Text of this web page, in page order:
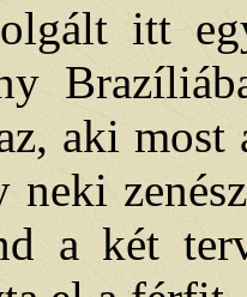
itt
aki
neki
a két